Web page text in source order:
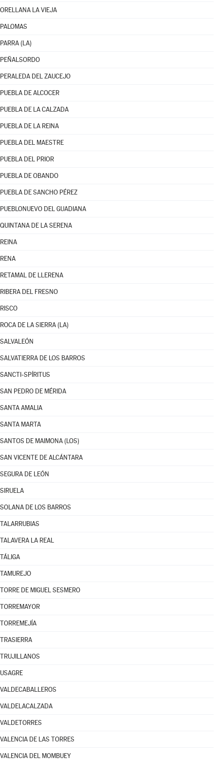
ORELLANA LA VIEJA
PALOMAS
PARRA (LA)
PEÑALSORDO
PERALEDA DEL ZAUCEJO
PUEBLA DE ALCOCER
PUEBLA DE LA CALZADA
PUEBLA DE LA REINA
PUEBLA DEL MAESTRE
PUEBLA DEL PRIOR
PUEBLA DE OBANDO
PUEBLA DE SANCHO PÉREZ
PUEBLONUEVO DEL GUADIANA
QUINTANA DE LA SERENA
REINA
RENA
RETAMAL DE LLERENA
RIBERA DEL FRESNO
RISCO
ROCA DE LA SIERRA (LA)
SALVALEÓN
SALVATIERRA DE LOS BARROS
SANCTI-SPÍRITUS
SAN PEDRO DE MÉRIDA
SANTA AMALIA
SANTA MARTA
SANTOS DE MAIMONA (LOS)
SAN VICENTE DE ALCÁNTARA
SEGURA DE LEÓN
SIRUELA
SOLANA DE LOS BARROS
TALARRUBIAS
TALAVERA LA REAL
TÁLIGA
TAMUREJO
TORRE DE MIGUEL SESMERO
TORREMAYOR
TORREMEJÍA
TRASIERRA
TRUJILLANOS
USAGRE
VALDECABALLEROS
VALDELACALZADA
VALDETORRES
VALENCIA DE LAS TORRES
VALENCIA DEL MOMBUEY